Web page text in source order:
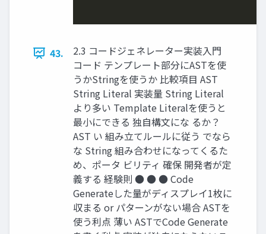
43.
2.3 コードジェネレーター実装入門
コード テンプレート部分にASTを使
うかStringを使うか 比較項目 AST
String Literal 実装量 String Literal
より多い Template Literalを使うと
最小にできる 独自構文にな るか？
AST い 組み立てルールに従う でなら
な String 組み合わせになってくるた
め、ポータ ビリティ 確保 開発者が定
義する 経験則 ● ● ● Code
Generateした量がディスプレイ1枚に
収まる or パターンがない場合 ASTを
使う利点 薄い ASTでCode Generate